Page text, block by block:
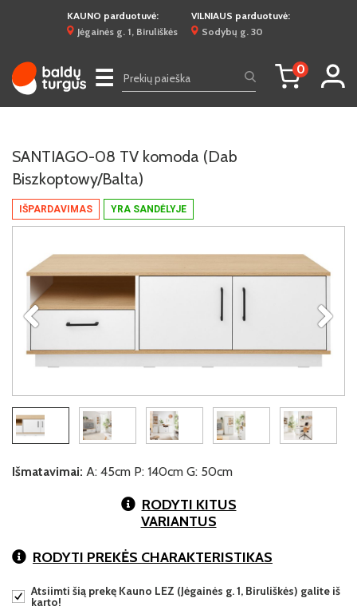
KAUNO parduotuvė:
Jėgainės g. 1, Biruliškės
VILNIAUS parduotuvė:
Sodybų g. 30
☰ 0
IŠPARDAVIMAS YRA SANDĖLYJE
SANTIAGO-08 TV komoda (Dab
Biszkoptowy/Balta)
Išmatavimai: A: 45cm P: 140cm G: 50cm
RODYTI KITUS
VARIANTUS
RODYTI PREKĖS CHARAKTERISTIKAS
Atsiimti šią prekę Kauno LEZ (Jėgainės g. 1, Biruliškės) galite iš
karto!